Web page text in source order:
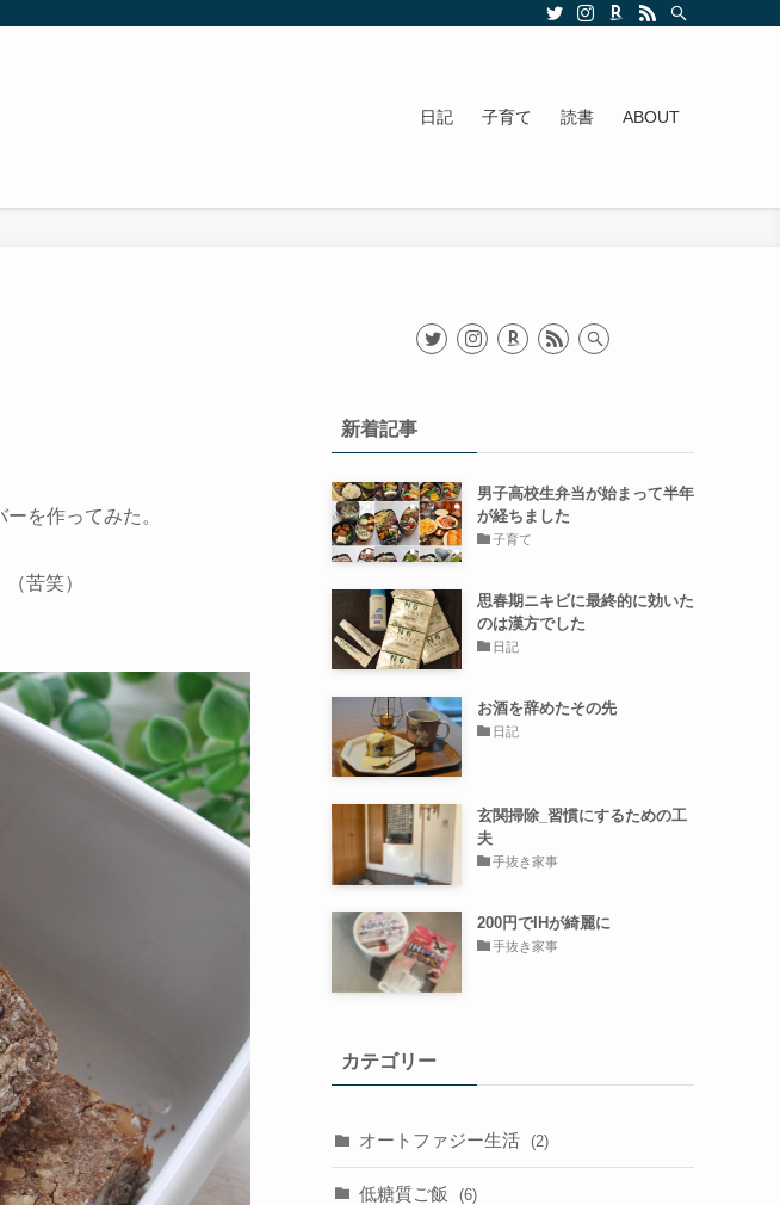
日記 子育て 読書 ABOUT
を作ってみた。
苦笑）
新着記事
男子高校生弁当が始まって半年
が経ちました
子育て
思春期ニキビに最終的に効いた
のは漢方でした
日記
お酒を辞めたその先
日記
玄関掃除_習慣にするための工
夫
手抜き家事
200円でIHが綺麗に
手抜き家事
カテゴリー
オートファジー生活 (2)
低糖質ご飯 (6)